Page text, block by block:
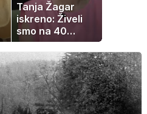
Tanja Žagar
iskreno: Živeli
smo na 40
kvadratih, a
imela sem vse,
kar otrok
potrebuje